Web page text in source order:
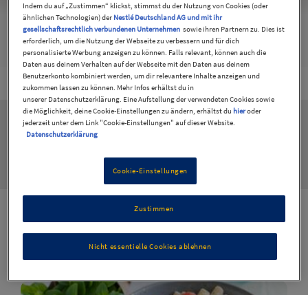
Zusammen mit deiner Familie und mit Freunden
genießen? Mit THOMY geht es auf zum nächsten
Geschmackserlebnis!
127
Indem du auf „Zustimmen“ klickst, stimmst du der Nutzung von Cookies (oder
ähnlichen Technologien) der Nestlé Deutschland AG und mit ihr
gesellschaftsrechtlich verbundenen Unternehmen sowie ihren Partnern zu. Dies ist
erforderlich, um die Nutzung der Webseite zu verbessern und für dich
personalisierte Werbung anzeigen zu können. Falls relevant, können auch die
Daten aus deinem Verhalten auf der Webseite mit den Daten aus deinem
Benutzerkonto kombiniert werden, um dir relevantere Inhalte anzeigen und
zukommen lassen zu können. Mehr Infos erhältst du in
unserer Datenschutzerklärung. Eine Aufstellung der verwendeten Cookies sowie
die Möglichkeit, deine Cookie-Einstellungen zu ändern, erhältst du hieroder
jederzeit unter dem Link "Cookie-Einstellungen" auf dieser Website.
Datenschutzerklärung
Cookie-Einstellungen
Nicht essentielle Cookies ablehnen
Zustimmen